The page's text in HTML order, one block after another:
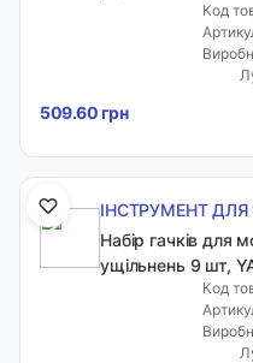
Код
509.60 грн
ІНСТРУМЕНТ ДЛЯ
Набір гачків для
ущільнень 9 шт,
Код